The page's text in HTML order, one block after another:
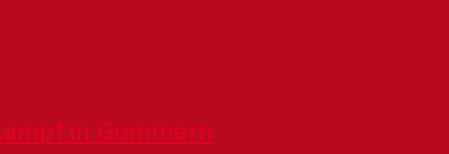
in Gommern